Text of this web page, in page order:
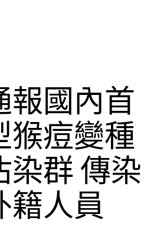
報國內首
猴痘變種
染群 傳染
籍人員